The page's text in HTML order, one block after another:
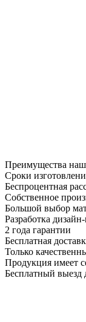
Преимущества
Сроки
Беспроцентная
Собственное
Большой выбор
Разработка
2 года гарантии
Бесплатная
Только
Продукция имеет
Бесплатный выезд